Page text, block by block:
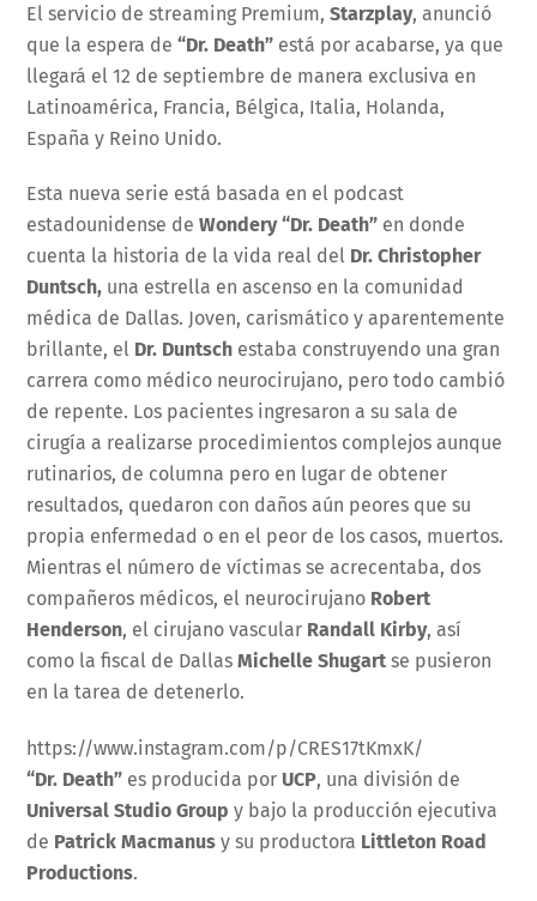
El servicio de streaming Premium,Starzplay, anunció
que la espera de“Dr. Death” está por acabarse, ya que
llegará el 12 de septiembre de manera exclusiva en
Latinoamérica, Francia, Bélgica, Italia, Holanda,
España y Reino Unido.
Esta nueva serie está basada en el podcast
estadounidense deWondery “Dr. Death” en donde
cuenta la historia de la vida real del Dr. Christopher
Duntsch, una estrella en ascenso en la comunidad
médica de Dallas. Joven, carismático y aparentemente
brillante, el Dr. Duntsch estaba construyendo una gran
carrera como médico neurocirujano, pero todo cambió
de repente. Los pacientes ingresaron a su sala de
cirugía a realizarse procedimientos complejos aunque
rutinarios, de columna pero en lugar de obtener
resultados, quedaron con daños aún peores que su
propia enfermedad o en el peor de los casos, muertos.
Mientras el número de víctimas se acrecentaba, dos
compañeros médicos, el neurocirujano Robert
Henderson, el cirujano vascular Randall Kirby, así
como la fiscal de DallasMichelle Shugart se pusieron
en la tarea de detenerlo.
https://www.instagram.com/p/CRES17tKmxK/
“Dr. Death” es producida por UCP, una división de
Universal Studio Group y bajo la producción ejecutiva
de Patrick Macmanusy su productora Littleton Road
Productions.